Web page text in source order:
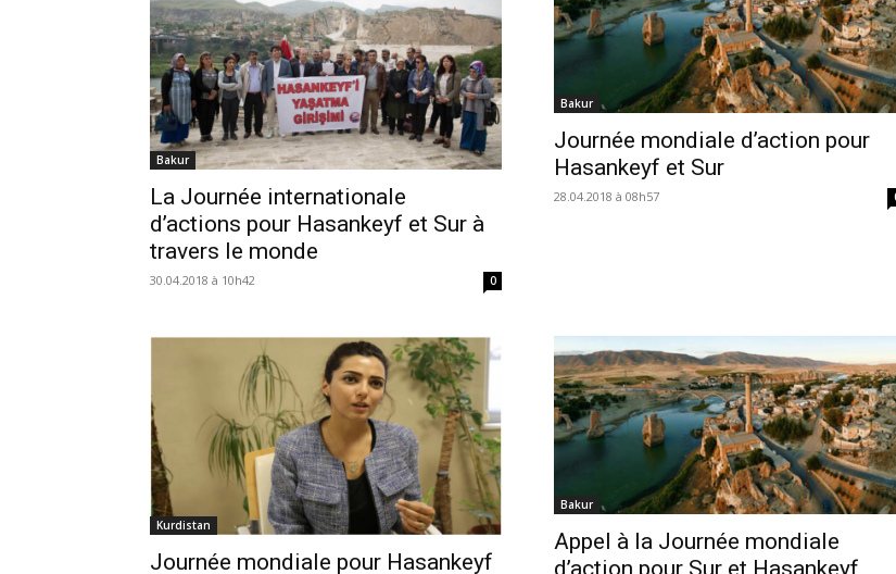
Bakur
La Journée internationale
d’actions pour Hasankeyf et Sur à
travers le monde
30.04.2018 à 10h42 0
Bakur
Journée mondiale d’action pour
Hasankeyf et Sur
28.04.2018 à 08h57
Kurdistan
Journée mondiale pour Hasankeyf
Bakur
Appel à la Journée mondiale
d’action pour Sur et Hasankeyf